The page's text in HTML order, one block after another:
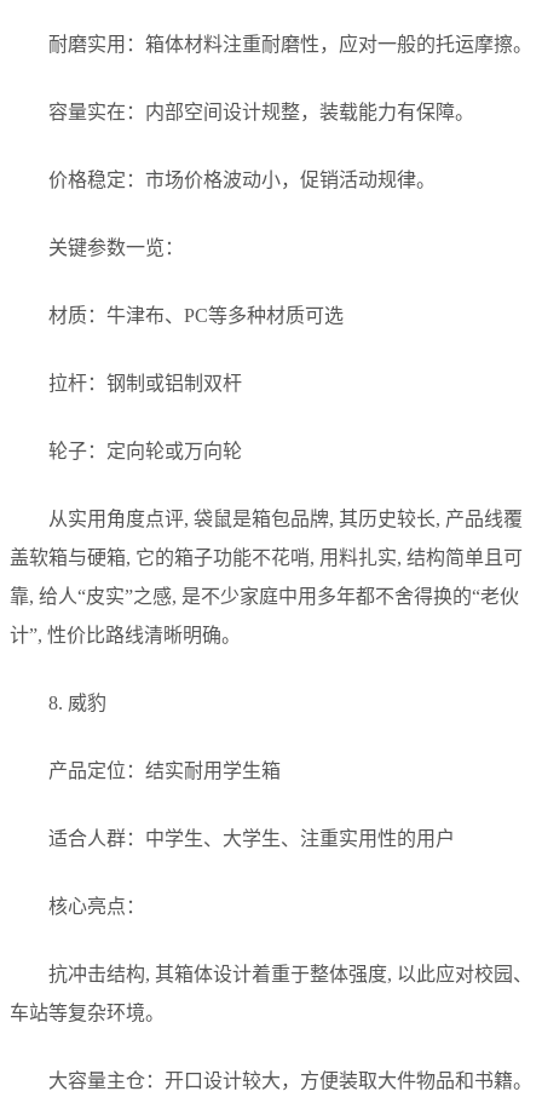
耐磨实用：箱体材料注重耐磨性，应对一般的托运摩擦。
容量实在：内部空间设计规整，装载能力有保障。
价格稳定：市场价格波动小，促销活动规律。
关键参数一览：
材质：牛津布、PC等多种材质可选
拉杆：钢制或铝制双杆
轮子：定向轮或万向轮
从实用角度点评, 袋鼠是箱包品牌, 其历史较长, 产品线覆
盖软箱与硬箱, 它的箱子功能不花哨, 用料扎实, 结构简单且可
靠, 给人“皮实”之感, 是不少家庭中用多年都不舍得换的“老伙
计”, 性价比路线清晰明确。
8. 威豹
产品定位：结实耐用学生箱
适合人群：中学生、大学生、注重实用性的用户
核心亮点：
抗冲击结构, 其箱体设计着重于整体强度, 以此应对校园、
车站等复杂环境。
大容量主仓：开口设计较大，方便装取大件物品和书籍。